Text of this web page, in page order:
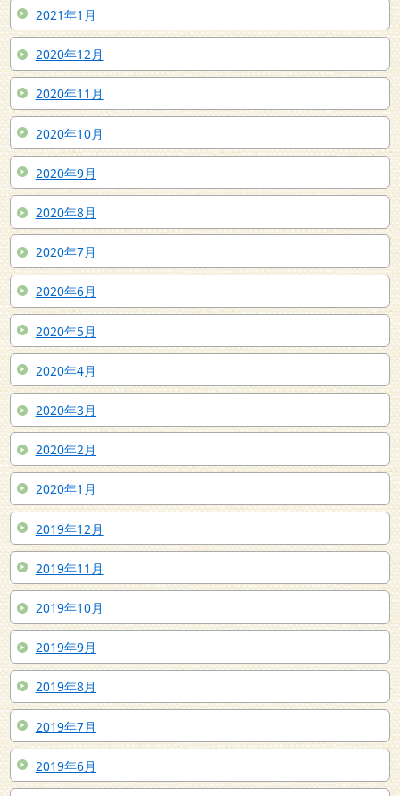
2021年1月
2020年12月
2020年11月
2020年10月
2020年9月
2020年8月
2020年7月
2020年6月
2020年5月
2020年4月
2020年3月
2020年2月
2020年1月
2019年12月
2019年11月
2019年10月
2019年9月
2019年8月
2019年7月
2019年6月